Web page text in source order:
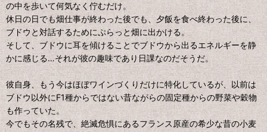
の中を歩いて何気なく佇むだけ。
休日の日でも畑仕事が終わった後でも、夕飯を食べ終わった後に、
ブドウと対話するためにぷらっと畑に出かける。
そして、ブドウに耳を傾けることでブドウから出るエネルギーを静
かに感じる…それが彼の趣味であり日課なのだそうだ。
彼自身、もう今はほぼワインづくりだけに特化しているが、以前は
ブドウ以外にF1種からではない昔ながらの固定種からの野菜や穀物
も作っていた。
今でもその名残で、絶滅危惧にあるフランス原産の希少な昔の小麦